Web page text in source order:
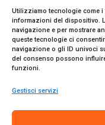
Utilizziamo tecnologie come
informazioni del dispositivo.
navigazione e per mostrare
queste tecnologie ci
navigazione o gli ID univoci
del consenso possono
funzioni.
Gestisci servizi